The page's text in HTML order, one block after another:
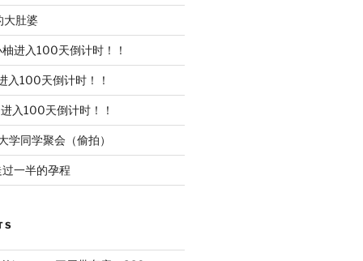
大肚婆
进入100天倒计时！！
入100天倒计时！！
入100天倒计时！！
学同学聚会（偷拍）
一半的孕程